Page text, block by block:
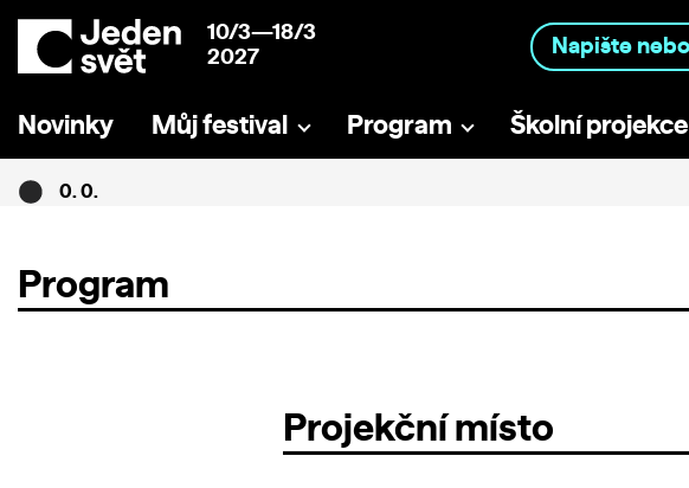
10/3—18/3
2027
Novinky Můj festival Program Školní projekce
0. 0.
Program
Projekční místo